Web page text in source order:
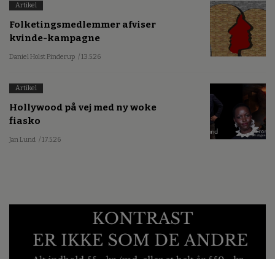
Artikel
Folketingsmedlemmer afviser
kvinde-kampagne
Daniel Holst Pinderup / 13.5.26
Artikel
Hollywood på vej med ny woke
fiasko
Jan Lund / 17.5.26